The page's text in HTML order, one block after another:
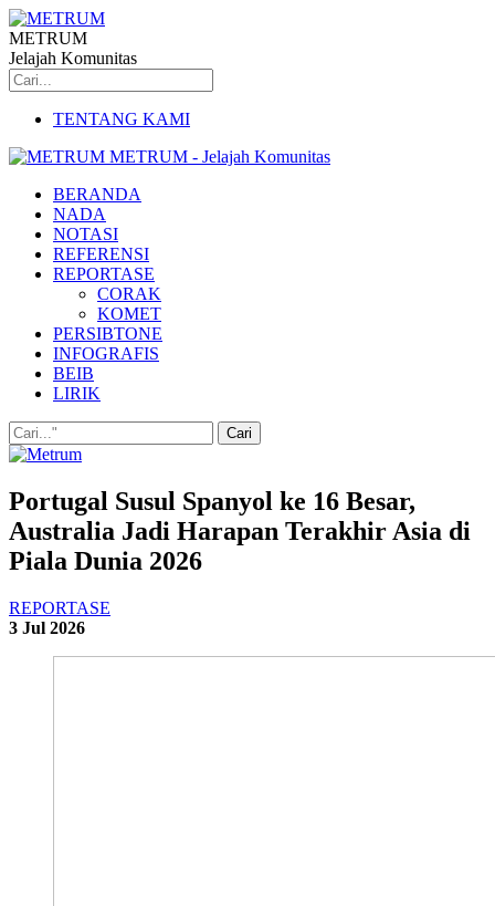
METRUM
Jelajah Komunitas
TENTANG KAMI
METRUM - Jelajah Komunitas
BERANDA
NADA
NOTASI
REFERENSI
REPORTASE
CORAK
KOMET
PERSIBTONE
INFOGRAFIS
BEIB
LIRIK
Portugal Susul Spanyol ke 16 Besar,
Australia Jadi Harapan Terakhir Asia di
Piala Dunia 2026
REPORTASE
3 Jul 2026